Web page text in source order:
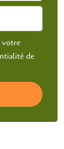
votre
de